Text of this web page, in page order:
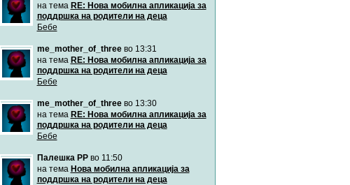
на тема RE: Нова мобилна апликација за
поддршка на родители на деца
Бебе
me_mother_of_threeво 13:31
на тема RE: Нова мобилна апликација за
поддршка на родители на деца
Бебе
me_mother_of_threeво 13:30
на тема RE: Нова мобилна апликација за
поддршка на родители на деца
Бебе
Палешка РРво 11:50
на тема Нова мобилна апликација за
поддршка на родители на деца